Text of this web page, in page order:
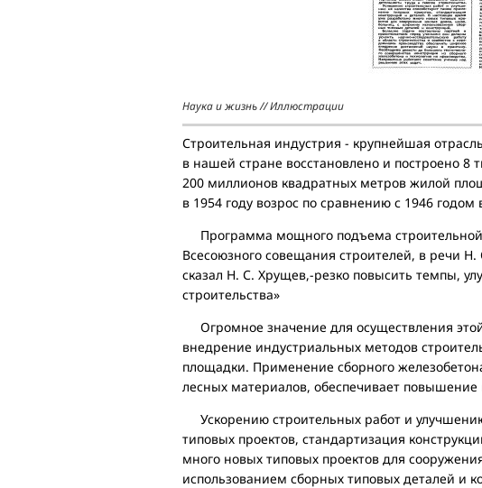
Наука и жизнь // Иллюстрации
Строительная индустрия - крупнейшая
в нашей стране восстановлено и построено
200 миллионов квадратных метров жилой
в 1954 году возрос по сравнению с 1946 годом
Программа мощного подъема
Всесоюзного совещания строителей, в речи
сказал Н. С. Хрущев,-резко повысить темпы,
строительства»
Огромное значение для осуществления
внедрение индустриальных методов
площадки. Применение сборного
лесных материалов, обеспечивает повышение
Ускорению строительных работ и
типовых проектов, стандартизация
много новых типовых проектов для
использованием сборных типовых деталей и